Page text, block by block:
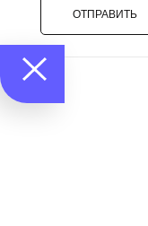
ОТПРАВИТЬ